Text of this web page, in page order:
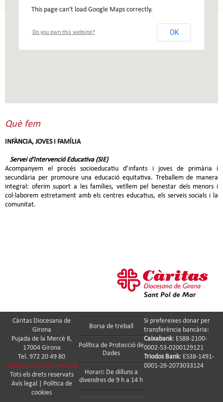
This page can't load Google Maps correctly.
Do you own this website? OK
Què fem
INFÀNCIA, JOVES I FAMÍLIA
Servei d’Intervenció Educativa (SIE)
Acompanyem el procés socioeducatiu d’infants i joves de primària i
secundària per promoure una educació equitativa. Treballem de manera
integral: oferim suport a les famílies, vetllem pel benestar dels menors i
col·laborem estretament amb els centres educatius, els serveis socials i la
comunitat.
Càritas Diocesana de
Girona
Pujada de la Mercè 8,
17004 Girona
Tel. 972 20 49 80
caritas@caritasgirona.cat
Tots els drets reservats
Avís legal| Política de
cookies
Borsa de treball
Política de Protecció de
Dades
Horari: De dilluns a
divendres de 9 h a 14 h
Si prefereixes donar per
transferència bancària:
Caixabank: ES88-2100-
0002-53-0200129121
Triodos Bank: ES38-1491-
0001-26-2073033124